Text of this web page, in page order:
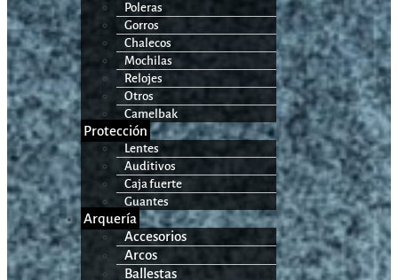
Poleras
Gorros
Chalecos
Mochilas
Relojes
Otros
Camelbak
Protección
Lentes
Auditivos
Caja fuerte
Guantes
Arquería
Accesorios
Arcos
Ballestas